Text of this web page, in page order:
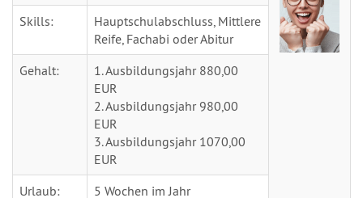
Skills:
Hauptschulabschluss, Mittlere
Reife, Fachabi oder Abitur
Gehalt:
1. Ausbildungsjahr 880,00
EUR
2. Ausbildungsjahr 980,00
EUR
3. Ausbildungsjahr 1070,00
EUR
Urlaub:
5 Wochen im Jahr